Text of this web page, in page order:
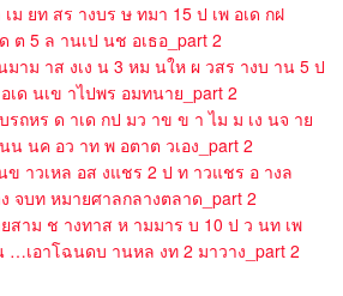
ม ยท สร างบร ษ ทมา 15 ป เพ อเด กฝ
ต 5 ล านเป นช อเธอ_part 2
มาม าส งเง น 3 หม นให ผ วสร างบ าน 5 ป
เด นเข าไปพร อมทนาย_part 2
รถหร ด าเด กป มว าข ข า ไม ม เง นจ าย
น นค อว าท พ อตาต วเอง_part 2
ข าวเหล อส งแชร 2 ป ท าวแชร อ างล
จบท หมายศาลกลางตลาด_part 2
สาม ช างทาส ห ามมาร บ 10 ป ว นท เพ
…เอาโฉนดบ านหล งท 2 มาวาง_part 2